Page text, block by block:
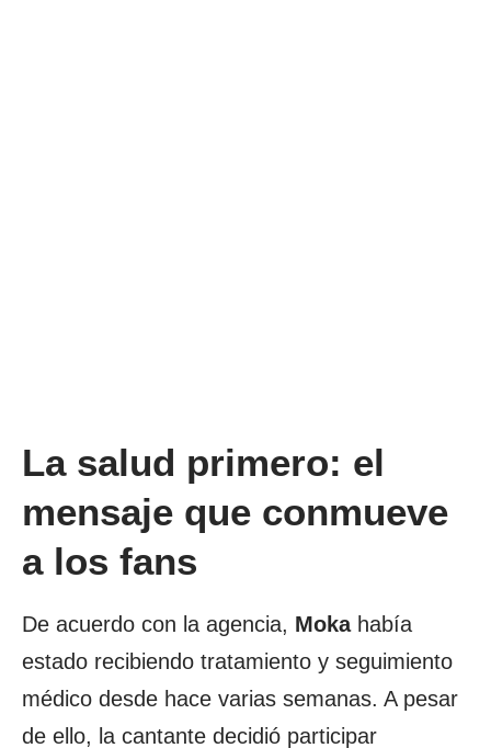
La salud primero: el
mensaje que conmueve
a los fans
De acuerdo con la agencia, Mokahabía
estado recibiendo tratamiento y seguimiento
médico desde hace varias semanas. A pesar
de ello, la cantante decidió participar